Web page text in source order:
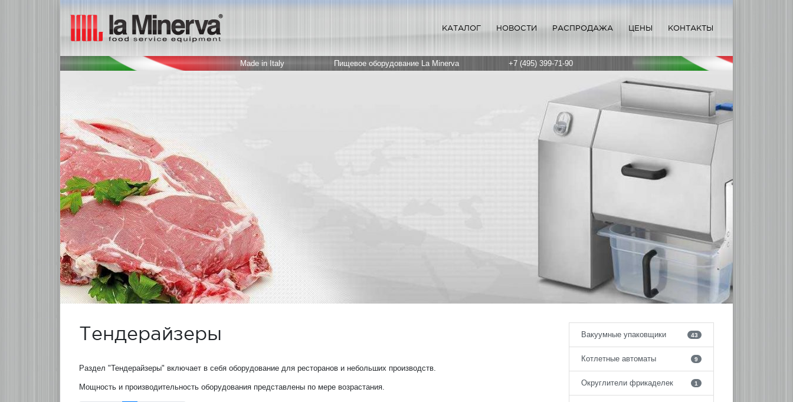
КАТАЛОГ НОВОСТИ РАСПРОДАЖА ЦЕНЫ КОНТАКТЫ
Made in Italy Пищевое оборудование La Minerva +7 (495) 399-71-90
Тендерайзеры
Раздел "Тендерайзеры" включает в себя оборудование для ресторанов и небольших производств.
Мощность и производительность оборудования представлены по мере возрастания.
Вакуумные упаковщики 43
Котлетные автоматы 9
Округлители фрикаделек 1